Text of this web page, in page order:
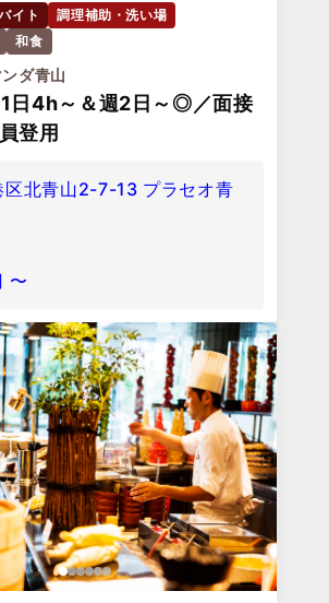
イト
調理補助・洗い場
和食
ダ青山
日4h～＆週2日～◎／面接
登用
区北青山2-7-13 プラセオ青
〜